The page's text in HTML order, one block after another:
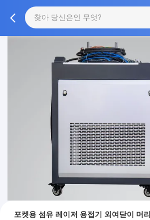
포켓용 섬유 레이저 용접기 외여닫이 머리